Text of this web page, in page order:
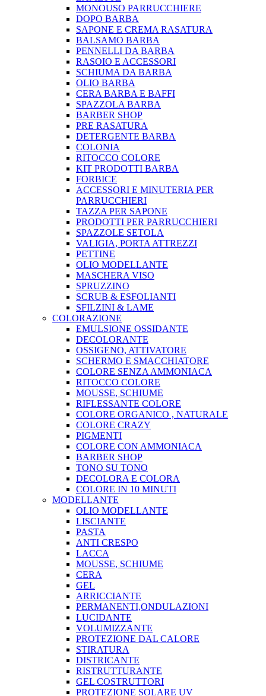
MONOUSO PARRUCCHIERE
DOPO BARBA
SAPONE E CREMA RASATURA
BALSAMO BARBA
PENNELLI DA BARBA
RASOIO E ACCESSORI
SCHIUMA DA BARBA
OLIO BARBA
CERA BARBA E BAFFI
SPAZZOLA BARBA
BARBER SHOP
PRE RASATURA
DETERGENTE BARBA
COLONIA
RITOCCO COLORE
KIT PRODOTTI BARBA
FORBICE
ACCESSORI E MINUTERIA PER
PARRUCCHIERI
TAZZA PER SAPONE
PRODOTTI PER PARRUCCHIERI
SPAZZOLE SETOLA
VALIGIA, PORTA ATTREZZI
PETTINE
OLIO MODELLANTE
MASCHERA VISO
SPRUZZINO
SCRUB & ESFOLIANTI
SFILZINI & LAME
COLORAZIONE
EMULSIONE OSSIDANTE
DECOLORANTE
OSSIGENO, ATTIVATORE
SCHERMO E SMACCHIATORE
COLORE SENZA AMMONIACA
RITOCCO COLORE
MOUSSE, SCHIUME
RIFLESSANTE COLORE
COLORE ORGANICO , NATURALE
COLORE CRAZY
PIGMENTI
COLORE CON AMMONIACA
BARBER SHOP
TONO SU TONO
DECOLORA E COLORA
COLORE IN 10 MINUTI
MODELLANTE
OLIO MODELLANTE
LISCIANTE
PASTA
ANTI CRESPO
LACCA
MOUSSE, SCHIUME
CERA
GEL
ARRICCIANTE
PERMANENTI,ONDULAZIONI
LUCIDANTE
VOLUMIZZANTE
PROTEZIONE DAL CALORE
STIRATURA
DISTRICANTE
RISTRUTTURANTE
GEL COSTRUTTORI
PROTEZIONE SOLARE UV